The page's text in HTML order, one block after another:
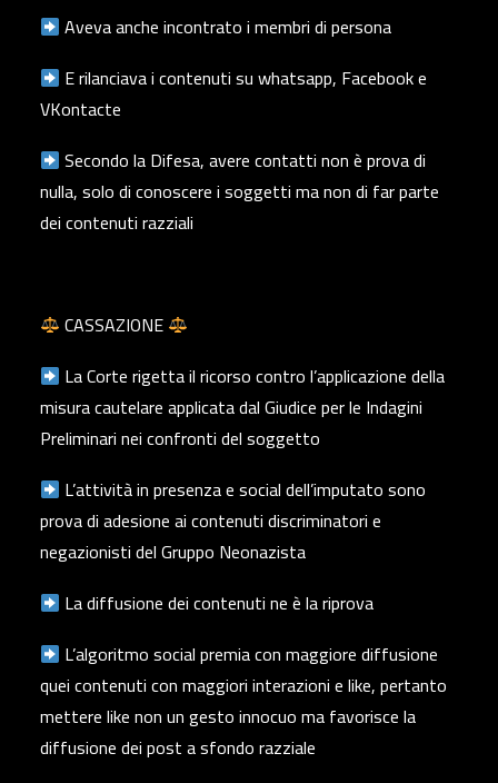
Aveva anche incontrato i membri di persona
E rilanciava i contenuti su whatsapp, Facebook e
VKontacte
Secondo la Difesa, avere contatti non è prova di
nulla, solo di conoscere i soggetti ma non di far parte
dei contenuti razziali
CASSAZIONE
La Corte rigetta il ricorso contro l’applicazione della
misura cautelare applicata dal Giudice per le Indagini
Preliminari nei confronti del soggetto
L’attività in presenza e social dell’imputato sono
prova di adesione ai contenuti discriminatori e
negazionisti del Gruppo Neonazista
La diffusione dei contenuti ne è la riprova
L’algoritmo social premia con maggiore diffusione
quei contenuti con maggiori interazioni e like, pertanto
mettere like non un gesto innocuo ma favorisce la
diffusione dei post a sfondo razziale